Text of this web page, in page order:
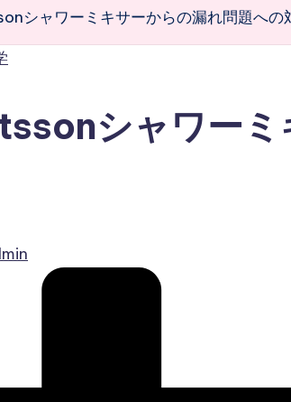
シャワーミキサーからの漏れ問題への
シャワーミ